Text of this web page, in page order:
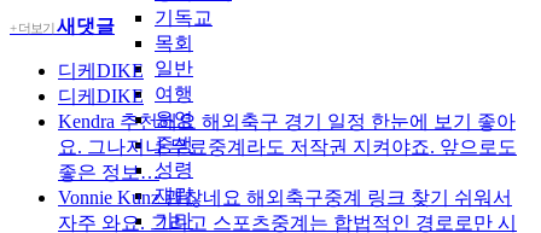
기독교
목회
일반
여행
운영
중생
성령
재림
기타
+ 더보기새댓글
디케DIKE
디케DIKE
Kendra 추천해요 해외축구 경기 일정 한눈에 보기 좋아
요. 그나저나 무료중계라도 저작권 지켜야죠. 앞으로도
좋은 정보…
Vonnie Kunz괜찮네요 해외축구중계 링크 찾기 쉬워서
자주 와요. 그리고 스포츠중계는 합법적인 경로로만 시